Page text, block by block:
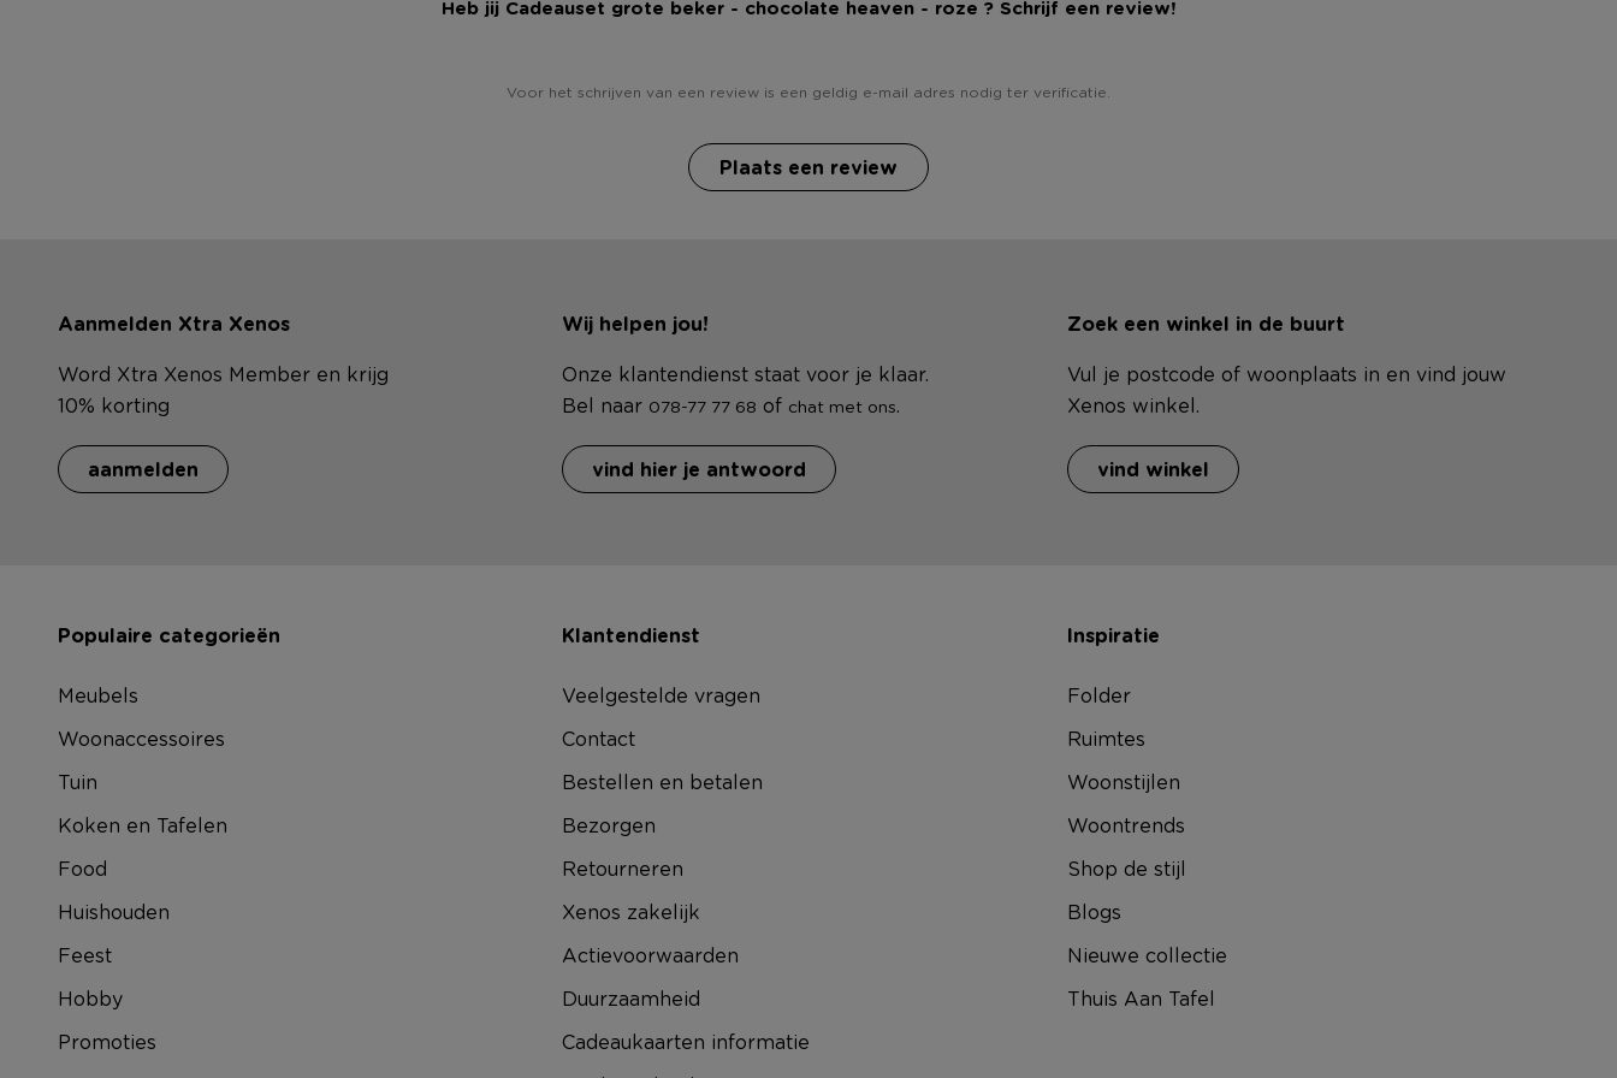
Heb jij Cadeauset grote beker - chocolate heaven - roze ? Schrijf een review!
Voor het schrijven van een review is een geldig e-mail adres nodig ter verificatie.
Plaats een review
Aanmelden Xtra Xenos
Word Xtra Xenos Member en krijg
10% korting
aanmelden
Wij helpen jou!
Onze klantendienst staat voor je klaar.
Bel naar 078-77 77 68 of chat met ons.
vind hier je antwoord
Zoek een winkel in de buurt
Vul je postcode of woonplaats in en vind jouw
Xenos winkel.
vind winkel
Populaire categorieën
Meubels
Woonaccessoires
Tuin
Koken en Tafelen
Food
Huishouden
Feest
Hobby
Promoties
Klantendienst
Veelgestelde vragen
Contact
Bestellen en betalen
Bezorgen
Retourneren
Xenos zakelijk
Actievoorwaarden
Duurzaamheid
Cadeaukaarten informatie
Inspiratie
Folder
Ruimtes
Woonstijlen
Woontrends
Shop de stijl
Blogs
Nieuwe collectie
Thuis Aan Tafel